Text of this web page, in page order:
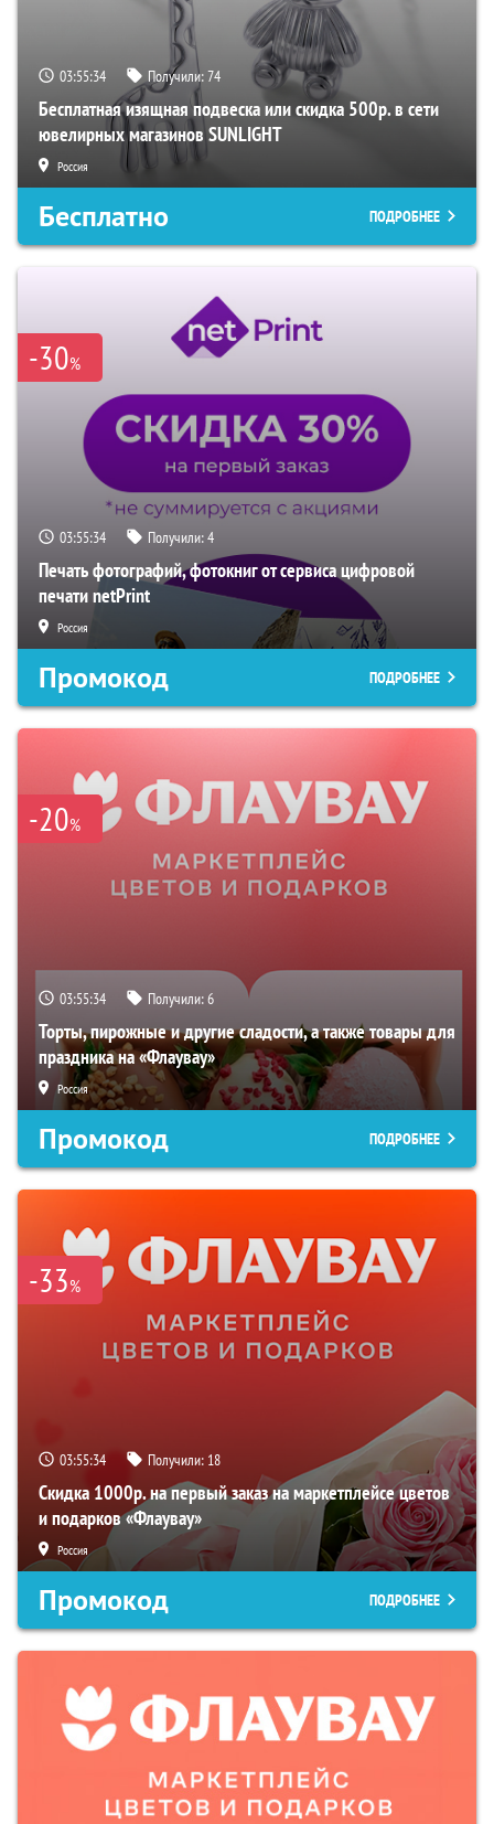
03:55:33 Получили:74
Бесплатная изящная подвеска или скидка 500р. в сети
ювелирных магазинов SUNLIGHT
Россия
Бесплатно ПОДРОБНЕЕ
-30%
03:55:33 Получили:4
Печать фотографий, фотокниг от сервиса цифровой
печати netPrint
Россия
Промокод ПОДРОБНЕЕ
-20%
03:55:33 Получили:6
Торты, пирожные и другие сладости, а также товары для
праздника на «Флаувау»
Россия
Промокод ПОДРОБНЕЕ
-33%
03:55:33 Получили: 18
Скидка 1000р. на первый заказ на маркетплейсе цветов
и подарков «Флаувау»
Россия
Промокод ПОДРОБНЕЕ